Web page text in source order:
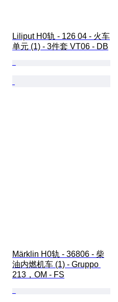
Liliput H0轨 - 126 04 - 火车
单元 (1) - 3件套 VT06 - DB
Märklin H0轨 - 36806 - 柴
油内燃机车 (1) - Gruppo
213，OM - FS